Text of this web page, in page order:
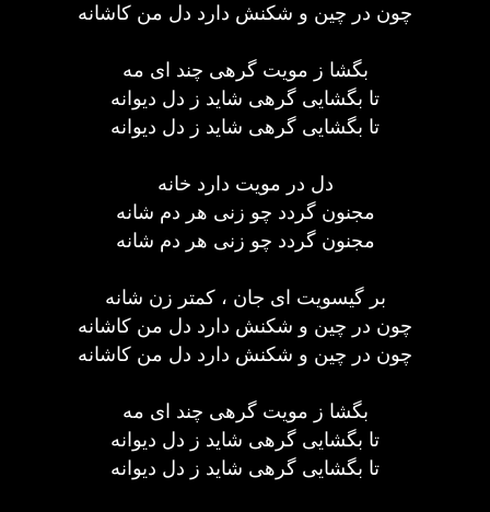
چون در چین و شکنش دارد دل من کاشانه
بگشا ز مویت گرهی چند ای مه
تا بگشایی گرهی شاید ز دل دیوانه
تا بگشایی گرهی شاید ز دل دیوانه
دل در مویت دارد خانه
مجنون گردد چو زنی هر دم شانه
مجنون گردد چو زنی هر دم شانه
بر گیسویت ای جان ، کمتر زن شانه
چون در چین و شکنش دارد دل من کاشانه
چون در چین و شکنش دارد دل من کاشانه
بگشا ز مویت گرهی چند ای مه
تا بگشایی گرهی شاید ز دل دیوانه
تا بگشایی گرهی شاید ز دل دیوانه